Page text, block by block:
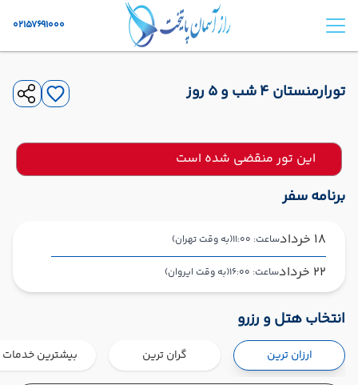
02157691000
تورارمنستان 4 شب و 5 روز
این تور منقضی شده است
برنامه سفر
18 خرداد ساعت: 11:00 (به وقت تهران)
22 خرداد ساعت: 16:00 (به وقت ایروان)
شروع سفر تهران ,
فرودگاه بین‌المللی امام خمینی IKA
ایروان , فرودگاه بین‌المللی زوارتنوتس EVN
نوع سفر :هوایی (Economy) کاسپین
انتخاب هتل و رزرو
ارزان ترین گران ترین بیشترین خدمات